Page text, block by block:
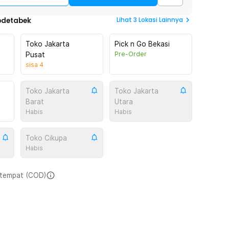
Lihat 3 Lokasi Lainnya
Toko Jakarta
Pusat
sisa 4
Pick n Go Bekasi
Pre-Order
Toko Jakarta
Barat
Habis
Toko Jakarta
Utara
Habis
Toko Cikupa
Habis
(COD)